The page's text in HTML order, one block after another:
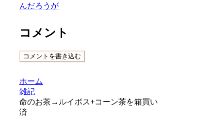
んだろうが
コメント
コメントを書き込む
ホーム
雑記
命のお茶→ルイボス+コーン茶を箱買い
済